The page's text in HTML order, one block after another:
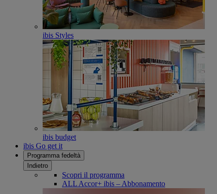
ibis Styles
ibis budget
ibis Go get it
Programma fedeltà
Indietro
Scopri il programma
ALL Accor+ ibis – Abbonamento